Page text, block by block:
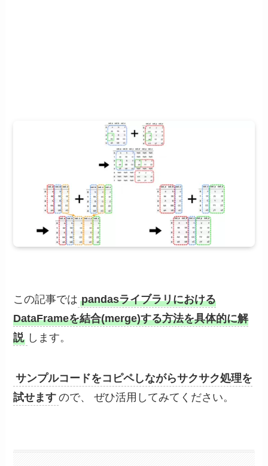
この記事では pandasライブラリにおける
DataFrameを結合(merge)する方法を具体的に解
説 します。
サンプルコードをコピペしながらサクサク処理を
試せます ので、 ぜひ活用してみてください。